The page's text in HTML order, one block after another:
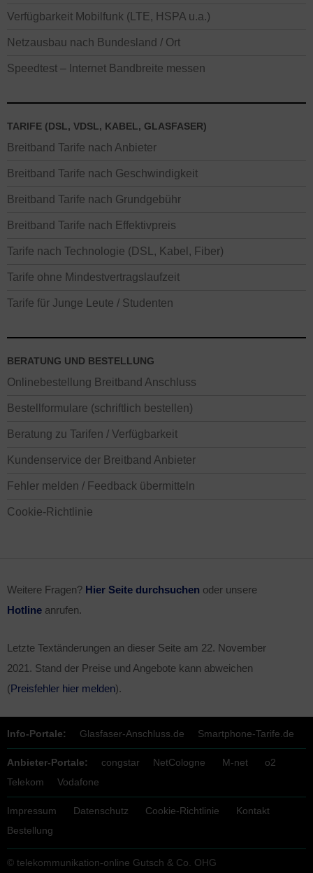
Verfügbarkeit Mobilfunk (LTE, HSPA u.a.)
Netzausbau nach Bundesland / Ort
Speedtest – Internet Bandbreite messen
TARIFE (DSL, VDSL, KABEL, GLASFASER)
Breitband Tarife nach Anbieter
Breitband Tarife nach Geschwindigkeit
Breitband Tarife nach Grundgebühr
Breitband Tarife nach Effektivpreis
Tarife nach Technologie (DSL, Kabel, Fiber)
Tarife ohne Mindestvertragslaufzeit
Tarife für Junge Leute / Studenten
BERATUNG UND BESTELLUNG
Onlinebestellung Breitband Anschluss
Bestellformulare (schriftlich bestellen)
Beratung zu Tarifen / Verfügbarkeit
Kundenservice der Breitband Anbieter
Fehler melden / Feedback übermitteln
Cookie-Richtlinie
Weitere Fragen? Hier Seite durchsuchen oder unsere
Hotline anrufen.
Letzte Textänderungen an dieser Seite am 22. November
2021 . Stand der Preise und Angebote kann abweichen
(Preisfehler hier melden).
Info-Portale: Glasfaser-Anschluss.de Smartphone-Tarife.de
Anbieter-Portale: congstar NetCologne M-net
o2
Telekom
Vodafone
Impressum Datenschutz Cookie-Richtlinie
Kontakt
Bestellung
© telekommunikation-online Gutsch & Co. OHG